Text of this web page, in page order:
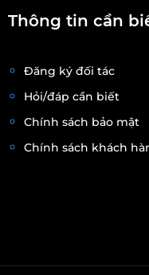
Thông tin cần
Đăng ký đối tác
Hỏi/đáp cần biết
Chính sách bảo mật
Chính sách khách